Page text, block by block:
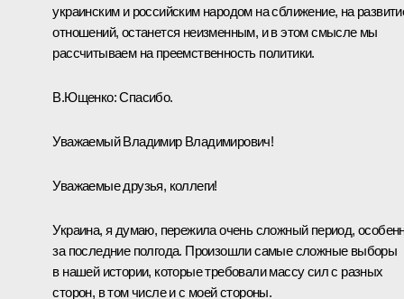
украинским и российским народом на сближение, на
отношений, останется неизменным, и в этом смысле мы
рассчитываем на преемственность политики.
В.Ющенко: Спасибо.
Уважаемый Владимир Владимирович!
Уважаемые друзья, коллеги!
Украина, я думаю, пережила очень сложный период,
за последние полгода. Произошли самые сложные выборы
в нашей истории, которые требовали массу сил с разных
сторон, в том числе и с моей стороны.